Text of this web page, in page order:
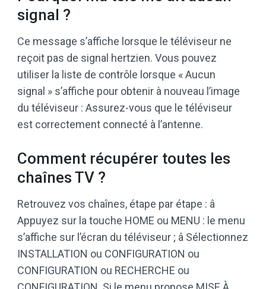
signal ?
Ce message s’affiche lorsque le téléviseur ne
reçoit pas de signal hertzien. Vous pouvez
utiliser la liste de contrôle lorsque « Aucun
signal » s’affiche pour obtenir à nouveau l’image
du téléviseur : Assurez-vous que le téléviseur
est correctement connecté à l’antenne.
Comment récupérer toutes les
chaînes TV ?
Retrouvez vos chaînes, étape par étape : â
Appuyez sur la touche HOME ou MENU : le menu
s’affiche sur l’écran du téléviseur ; â Sélectionnez
INSTALLATION ou CONFIGURATION ou
CONFIGURATION ou RECHERCHE ou